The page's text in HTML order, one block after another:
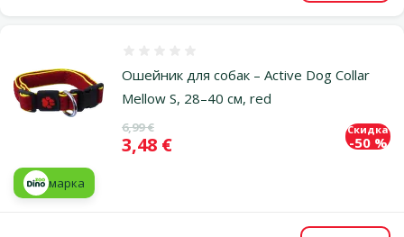
Ошейник для собак – Active Dog Collar
Mellow S, 28–40 см, red
Исходная цена
6,99 €
Цена
3,48 €
Скидка
-50 %
марка